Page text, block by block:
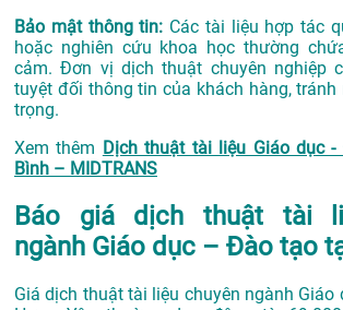
Bảo mật thông tin: Các tài liệu hợp tác
hoặc nghiên cứu khoa học thường
cảm. Đơn vị dịch thuật chuyên nghiệp
tuyệt đối thông tin của khách hàng, tránh
trọng.
Xem thêm Dịch thuật tài liệu Giáo dục
Bình – MIDTRANS
Báo giá dịch thuật tài
ngành Giáo dục – Đào tạo
Giá dịch thuật tài liệu chuyên ngành